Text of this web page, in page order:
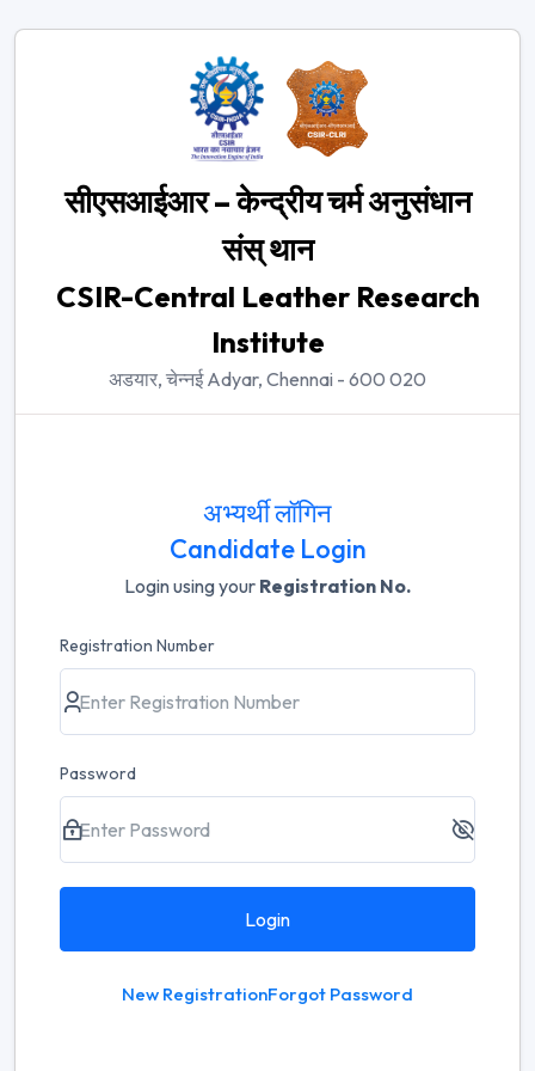
सीएसआईआर – केन्द्रीय चर्म अनुसंधान
संस् थान
CSIR-Central Leather Research
Institute
अडयार, चेन्नई Adyar, Chennai - 600 020
अभ्यर्थी लॉगिन
Candidate Login
Login using your Registration No.
Registration Number
Password
Login
New RegistrationForgot Password